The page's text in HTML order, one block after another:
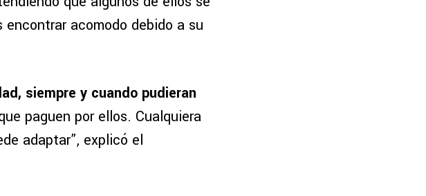
acomodo debido a su
siempre y cuando pudieran
paguen por ellos. Cualquiera
adaptar”, explicó el